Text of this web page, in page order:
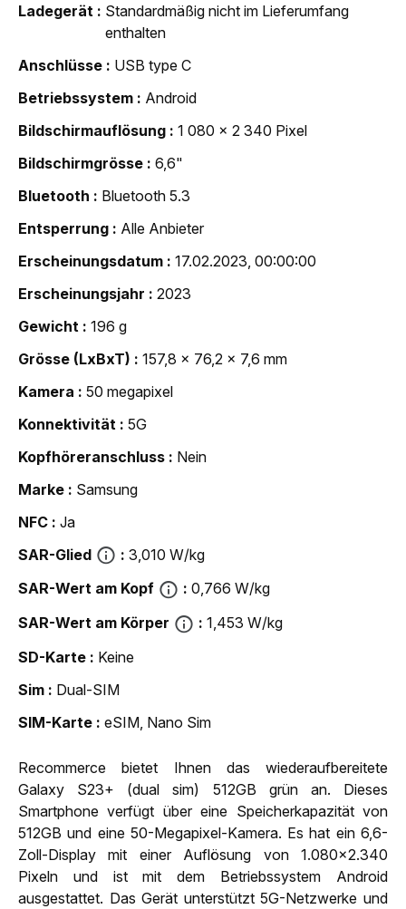
Ladegerät
Standardmäßig nicht im Lieferumfang
enthalten
Anschlüsse
USB type C
Betriebssystem
Android
Bildschirmauflösung
1 080 x 2 340 Pixel
Bildschirmgrösse
6,6"
Bluetooth
Bluetooth 5.3
Entsperrung
Alle Anbieter
Erscheinungsdatum
17.02.2023, 00:00:00
Erscheinungsjahr
2023
Gewicht
196 g
Grösse (LxBxT)
157,8 x 76,2 x 7,6 mm
Kamera
50 megapixel
Konnektivität
5G
Kopfhöreranschluss
Nein
Marke
Samsung
NFC
Ja
SAR-Glied
3,010 W/kg
SAR-Wert am Kopf
0,766 W/kg
SAR-Wert am Körper
1,453 W/kg
SD-Karte
Keine
Sim
Dual-SIM
SIM-Karte
eSIM, Nano Sim
Recommerce bietet Ihnen das wiederaufbereitete
Galaxy S23+ (dual sim) 512GB grün an. Dieses
Smartphone verfügt über eine Speicherkapazität von
512GB und eine 50-Megapixel-Kamera. Es hat ein 6,6-
Zoll-Display mit einer Auflösung von 1.080x2.340
Pixeln und ist mit dem Betriebssystem Android
ausgestattet. Das Gerät unterstützt 5G-Netzwerke und